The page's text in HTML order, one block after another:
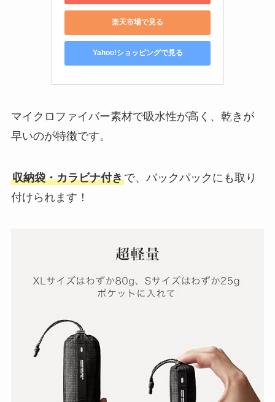
楽天市場で見る
Yahoo!ショッピングで見る
マイクロファイバー素材で吸水性が高く、乾きが
早いのが特徴です。
収納袋・カラビナ付きで、バックパックにも取り
付けられます！